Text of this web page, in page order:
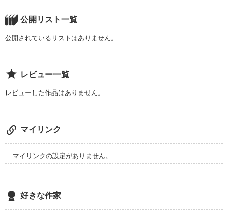
作品を読む
公開リスト一覧
公開されているリストはありません。
レビュー一覧
レビューした作品はありません。
マイリンク
マイリンクの設定がありません。
好きな作家